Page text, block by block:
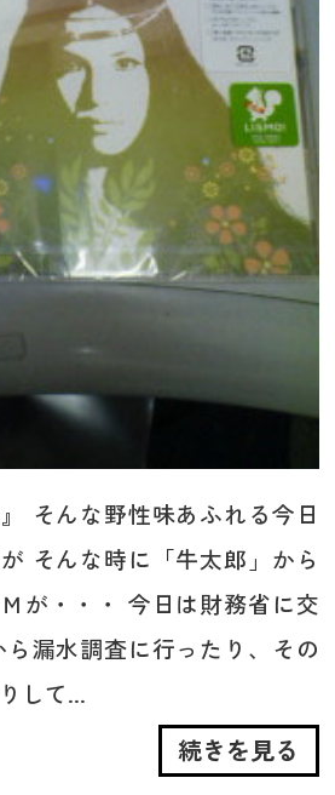
そんな野性味あふれる今日
そんな時に「牛太郎」から
が・・・ 今日は財務省に交
漏水調査に行ったり、その
して...
続きを見る